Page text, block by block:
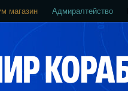
магазин Адмиралтейство